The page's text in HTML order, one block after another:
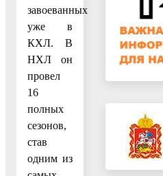
завоеванных
уже в
КХЛ. В
НХЛ он
провел
16
полных
сезонов,
став
одним из